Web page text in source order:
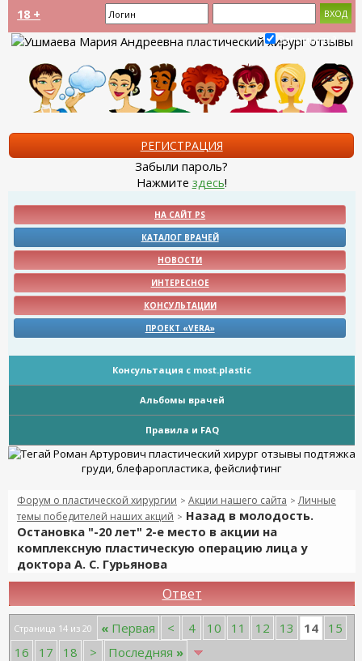
18 +
Запомнить?
РЕГИСТРАЦИЯ
Забыли пароль?
Нажмите здесь!
НА САЙТ PS
КАТАЛОГ ВРАЧЕЙ
НОВОСТИ
ИНТЕРЕСНОЕ
КОНСУЛЬТАЦИИ
ПРОЕКТ «VERA»
Консультация с most.plastic
Альбомы врачей
Правила и FAQ
Форум о пластической хирургии > Акции нашего сайта >Личные
темы победителей наших акций > Назад в молодость.
Остановка "-20 лет" 2-е место в акции на
комплексную пластическую операцию лица у
доктора А. С. Гурьянова
Ответ
Страница 14 из 20 « Первая < 4 10 11 12 13 14
15
16
17 18 > Последняя »